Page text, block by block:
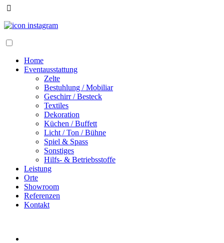
Home
Eventausstattung
Zelte
Bestuhlung / Mobiliar
Geschirr / Besteck
Textiles
Dekoration
Küchen / Buffett
Licht / Ton / Bühne
Spiel & Spass
Sonstiges
Hilfs- & Betriebsstoffe
Leistung
Orte
Showroom
Referenzen
Kontakt